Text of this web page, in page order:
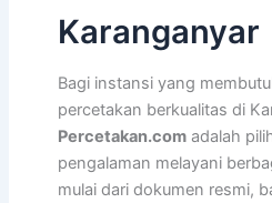
Karanganyar
Bagi instansi yang
percetakan berkualitas di
Percetakan.comadalah
pengalaman melayani
mulai dari dokumen resmi,